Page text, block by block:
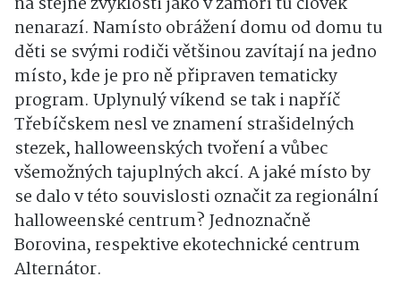
nenarazí. Namísto obrážení domu od domu tu
děti se svými rodiči většinou zavítají na jedno
místo, kde je pro ně připraven tematicky
program. Uplynulý víkend se tak i napříč
Třebíčskem nesl ve znamení strašidelných
stezek, halloweenských tvoření a vůbec
všemožných tajuplných akcí. A jaké místo by
se dalo v této souvislosti označit za regionální
halloweenské centrum? Jednoznačně
Borovina, respektive ekotechnické centrum
Alternátor.